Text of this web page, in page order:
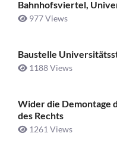
Bahnhofsviertel,
977 Views
Baustelle
1188 Views
Wider die Demontage
des Rechts
1261 Views